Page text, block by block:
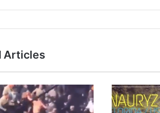
Articles